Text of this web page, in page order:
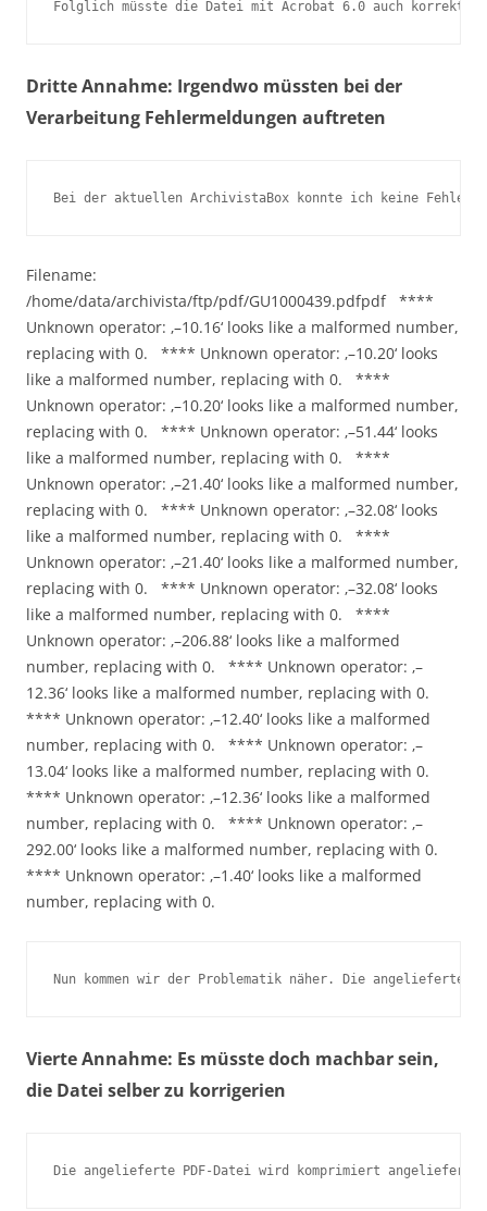
Folglich müsste die Datei mit Acrobat 6.0 auch korrekt
Dritte Annahme: Irgendwo müssten bei der
Verarbeitung Fehlermeldungen auftreten
Bei der aktuellen ArchivistaBox konnte ich keine
Filename:
/home/data/archivista/ftp/pdf/GU1000439.pdfpdf ****
Unknown operator: ‚–10.16‘ looks like a malformed number,
replacing with 0. **** Unknown operator: ‚–10.20‘ looks
like a malformed number, replacing with 0. ****
Unknown operator: ‚–10.20‘ looks like a malformed number,
replacing with 0. **** Unknown operator: ‚–51.44‘ looks
like a malformed number, replacing with 0. ****
Unknown operator: ‚–21.40‘ looks like a malformed number,
replacing with 0. **** Unknown operator: ‚–32.08‘ looks
like a malformed number, replacing with 0. ****
Unknown operator: ‚–21.40‘ looks like a malformed number,
replacing with 0. **** Unknown operator: ‚–32.08‘ looks
like a malformed number, replacing with 0. ****
Unknown operator: ‚–206.88‘ looks like a malformed
number, replacing with 0. **** Unknown operator: ‚–
12.36‘ looks like a malformed number, replacing with 0.
**** Unknown operator: ‚–12.40‘ looks like a malformed
number, replacing with 0. **** Unknown operator: ‚–
13.04‘ looks like a malformed number, replacing with 0.
**** Unknown operator: ‚–12.36‘ looks like a malformed
number, replacing with 0. **** Unknown operator: ‚–
292.00‘ looks like a malformed number, replacing with 0.
**** Unknown operator: ‚–1.40‘ looks like a malformed
number, replacing with 0.
Nun kommen wir der Problematik näher. Die
Vierte Annahme: Es müsste doch machbar sein,
die Datei selber zu korrigerien
Die angelieferte PDF-Datei wird komprimiert angeliefert